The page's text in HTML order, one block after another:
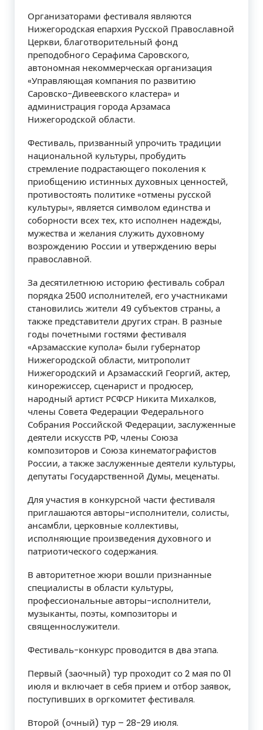
Организаторами фестиваля являются
Нижегородская епархия Русской Православной
Церкви, благотворительный фонд
преподобного Серафима Саровского,
автономная некоммерческая организация
«Управляющая компания по развитию
Саровско-Дивеевского кластера» и
администрация города Арзамаса
Нижегородской области.
Фестиваль, призванный упрочить традиции
национальной культуры, пробудить
стремление подрастающего поколения к
приобщению истинных духовных ценностей,
противостоять политике «отмены русской
культуры», является символом единства и
соборности всех тех, кто исполнен надежды,
мужества и желания служить духовному
возрождению России и утверждению веры
православной.
За десятилетнюю историю фестиваль собрал
порядка 2500 исполнителей, его участниками
становились жители 49 субъектов страны, а
также представители других стран. В разные
годы почетными гостями фестиваля
«Арзамасские купола» были губернатор
Нижегородской области, митрополит
Нижегородский и Арзамасский Георгий, актер,
кинорежиссер, сценарист и продюсер,
народный артист РСФСР Никита Михалков,
члены Совета Федерации Федерального
Собрания Российской Федерации, заслуженные
деятели искусств РФ, члены Союза
композиторов и Союза кинематографистов
России, а также заслуженные деятели культуры,
депутаты Государственной Думы, меценаты.
Для участия в конкурсной части фестиваля
приглашаются авторы-исполнители, солисты,
ансамбли, церковные коллективы,
исполняющие произведения духовного и
патриотического содержания.
В авторитетное жюри вошли признанные
специалисты в области культуры,
профессиональные авторы-исполнители,
музыканты, поэты, композиторы и
священнослужители.
Фестиваль-конкурс проводится в два этапа.
Первый (заочный) тур проходит со 2 мая по 01
июля и включает в себя прием и отбор заявок,
поступивших в оргкомитет фестиваля.
Второй (очный) тур – 28-29 июля.